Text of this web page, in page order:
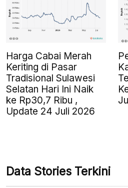
Harga Cabai Merah
Keriting di Pasar
Tradisional Sulawesi
Selatan Hari Ini Naik
ke Rp30,7 Ribu ,
Update 24 Juli 2026
Data Stories Terkini